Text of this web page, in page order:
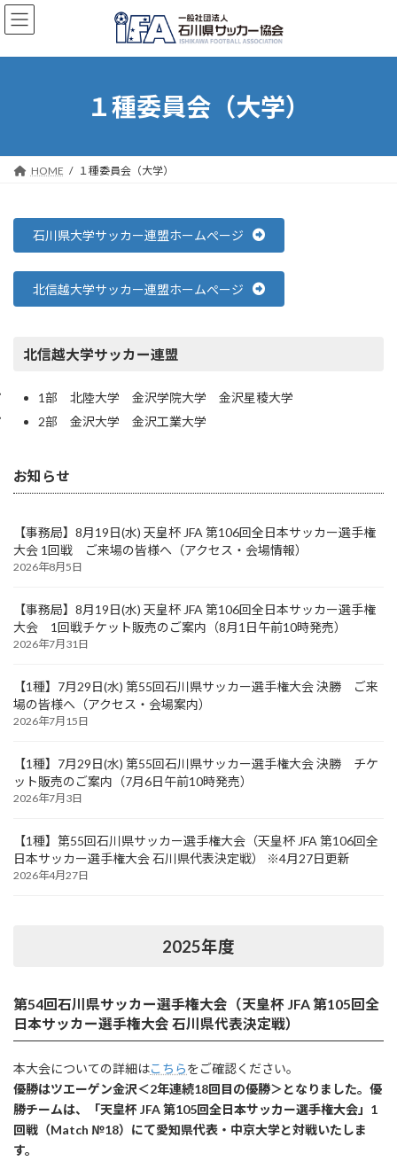
コ
ン
ン
ナ
ビ
ー
１種委員会（大学）
HOME １種委員会（大学）
石川県大学サッカー連盟ホームぺージ
北信越大学サッカー連盟ホームぺージ
北信越大学サッカー連盟
1部 北陸大学 金沢学院大学 金沢星稜大学
2部 金沢大学 金沢工業大学
お知らせ
【事務局】8月19日(水) 天皇杯 JFA 第106回全日本サッカー選手権
大会 1回戦 ご来場の皆様へ（アクセス・会場情報）
2026年8月5日
【事務局】8月19日(水) 天皇杯 JFA 第106回全日本サッカー選手権
大会 1回戦チケット販売のご案内（8月1日午前10時発売）
2026年7月31日
【1種】7月29日(水) 第55回石川県サッカー選手権大会 決勝 ご来
場の皆様へ（アクセス・会場案内）
2026年7月15日
【1種】7月29日(水) 第55回石川県サッカー選手権大会 決勝 チケ
ット販売のご案内（7月6日午前10時発売）
2026年7月3日
【1種】第55回石川県サッカー選手権大会（天皇杯 JFA 第106回全
日本サッカー選手権大会 石川県代表決定戦） ※4月27日更新
2026年4月27日
2025年度
第54回石川県サッカー選手権大会（天皇杯 JFA 第105回全
日本サッカー選手権大会 石川県代表決定戦）
本大会についての詳細はこちらをご確認ください。
優勝はツエーゲン金沢＜2年連続18回目の優勝＞となりました。優
勝チームは、「天皇杯 JFA 第105回全日本サッカー選手権大会」1
回戦（Match №18）にて愛知県代表・中京大学と対戦いたしま
す。